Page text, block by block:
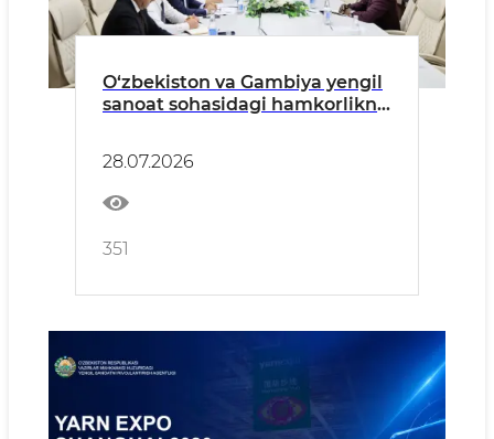
O‘zbekiston va Gambiya yengil
sanoat sohasidagi hamkorlikni
28.07.2026
351